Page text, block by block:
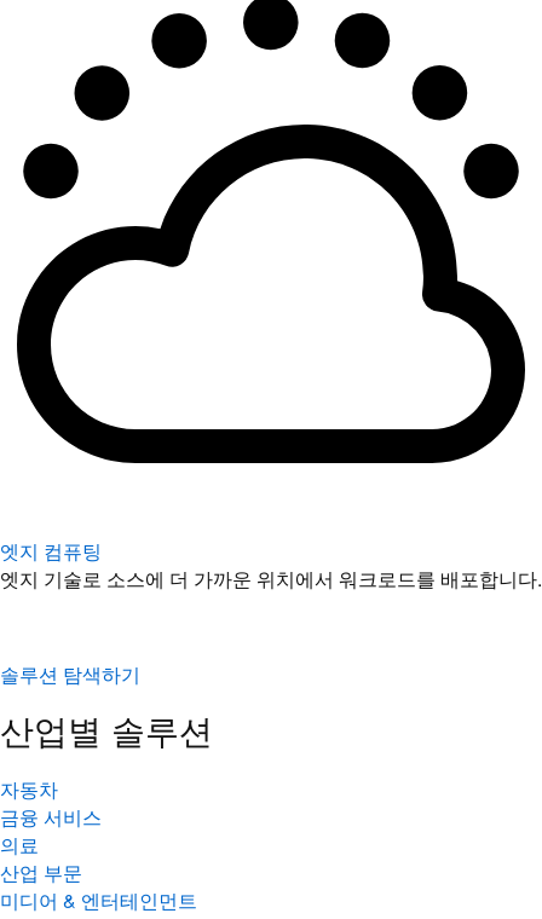
엣지 컴퓨팅
엣지 기술로 소스에 더 가까운 위치에서 워크로드를 배포합니다.
솔루션 탐색하기
산업별 솔루션
자동차
금융 서비스
의료
산업 부문
미디어 & 엔터테인먼트